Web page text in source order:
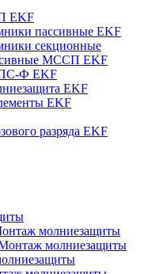
EKF
пассивные EKF
секционные
МССП EKF
Ф EKF
EKF
EKF
разряда EKF
молниезащиты
молниезащиты